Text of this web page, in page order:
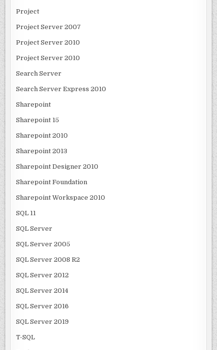
Project
Project Server 2007
Project Server 2010
Project Server 2010
Search Server
Search Server Express 2010
Sharepoint
Sharepoint 15
Sharepoint 2010
Sharepoint 2013
Sharepoint Designer 2010
Sharepoint Foundation
Sharepoint Workspace 2010
SQL 11
SQL Server
SQL Server 2005
SQL Server 2008 R2
SQL Server 2012
SQL Server 2014
SQL Server 2016
SQL Server 2019
T-SQL